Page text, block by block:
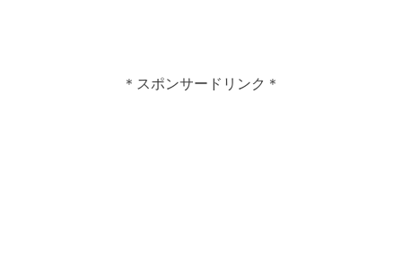
＊スポンサードリンク＊